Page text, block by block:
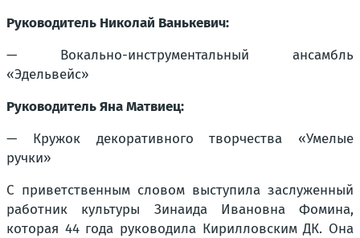
Руководитель Николай Ванькевич:
— Вокально-инструментальный ансамбль
«Эдельвейс»
Руководитель Яна Матвиец:
— Кружок декоративного творчества «Умелые
ручки»
С приветственным словом выступила заслуженный
работник культуры Зинаида Ивановна Фомина,
которая 44 года руководила Кирилловским ДК. Она